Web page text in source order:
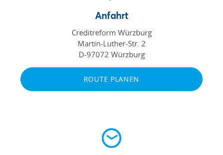
Anfahrt
Creditreform Würzburg
Martin-Luther-Str. 2
D-97072 Würzburg
ROUTE PLANEN